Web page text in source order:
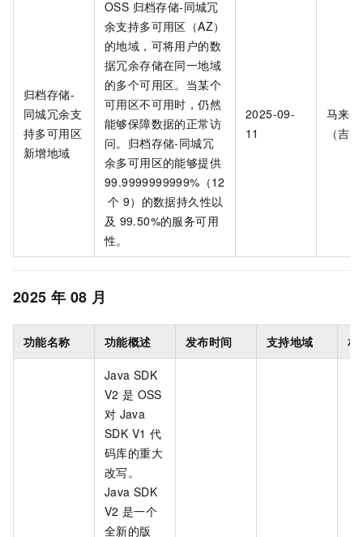
归档存储-
同城冗余支
持多可用区
新增地域
OSS 归档存储-同城冗
余支持多可用区（AZ）
的地域，可将用户的数
据冗余存储在同一地域
的多个可用区。当某个
可用区不可用时，仍然
能够保障数据的正常访
问。 归档存储-同城冗
余多可用区的能够提供
99.9999999999%（12
个 9）的数据持久性以
及 99.50%的服务可用
性。
2025-09-
11
马来
（吉
2025 年 08 月
功能名称 功能概述 发布时间 支持地域 相
Java SDK
V2 是 OSS
对 Java
SDK V1 代
码库的重大
改写。
Java SDK
V2 是一个
全新的版